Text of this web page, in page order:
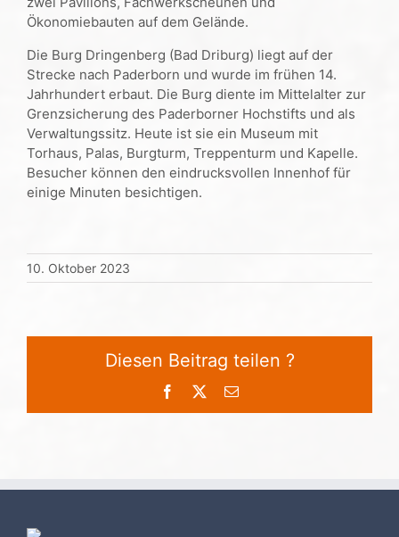
Ökonomiebauten auf dem Gelände.
Die Burg Dringenberg (Bad Driburg) liegt auf der
Strecke nach Paderborn und wurde im frühen 14.
Jahrhundert erbaut. Die Burg diente im Mittelalter zur
Grenzsicherung des Paderborner Hochstifts und als
Verwaltungssitz. Heute ist sie ein Museum mit
Torhaus, Palas, Burgturm, Treppenturm und Kapelle.
Besucher können den eindrucksvollen Innenhof für
einige Minuten besichtigen.
10. Oktober 2023
Diesen Beitrag teilen ?
Facebook
E-